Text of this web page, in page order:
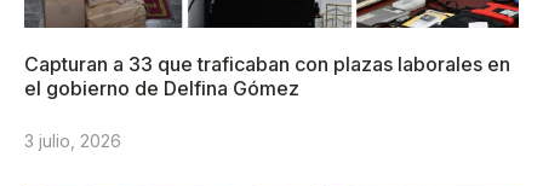
Capturan a 33 que traficaban con plazas laborales en
el gobierno de Delfina Gómez
3 julio, 2026